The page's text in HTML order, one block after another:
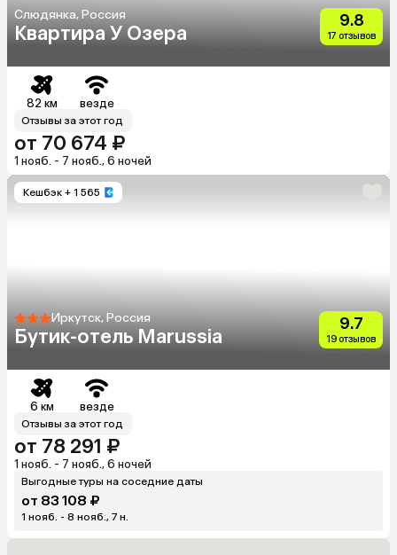
Слюдянка, Россия
Квартира У Озера
9.8
17 отзывов
82 км везде
Отзывы за этот год
от 70 674 ₽
1 нояб. - 7 нояб., 6 ночей
Кешбэк + 1 565
Иркутск, Россия
Бутик-отель Marussia
9.7
19 отзывов
6 км везде
Отзывы за этот год
от 78 291 ₽
1 нояб. - 7 нояб., 6 ночей
Выгодные туры на соседние даты
от 83 108 ₽
1 нояб. - 8 нояб., 7 н.